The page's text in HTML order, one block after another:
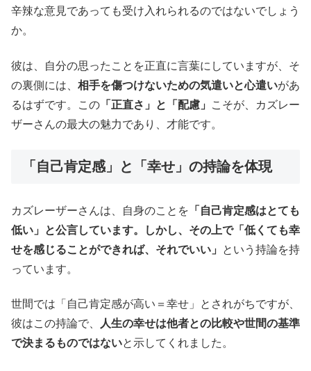
辛辣な意見であっても受け入れられるのではないでしょう
か。
彼は、自分の思ったことを正直に言葉にしていますが、そ
の裏側には、 相手を傷つけないための気遣いと心遣いがあ
るはずです。この 「正直さ」と「配慮」
こそが、カズレー
ザーさんの最大の魅力であり、才能です。
「自己肯定感」と「幸せ」の持論を体現
カズレーザーさんは、自身のことを 「自己肯定感はとても
低い」と公言しています。しかし、その上で「低くても幸
せを感じることができれば、それでいい」
という持論を持
っています。
世間では「自己肯定感が高い＝幸せ」とされがちですが、
彼はこの持論で、
人生の幸せは他者との比較や世間の基準
で決まるものではないと示してくれました。